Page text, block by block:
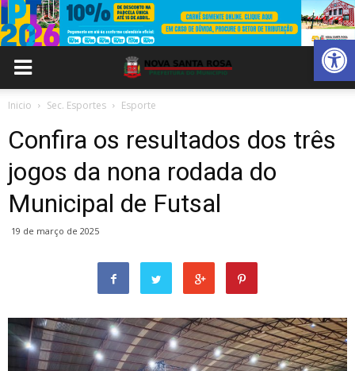
Abrir
Inicio Sec. Esportes Esporte
Confira os resultados dos três
jogos da nona rodada do
Municipal de Futsal
19 de março de 2025